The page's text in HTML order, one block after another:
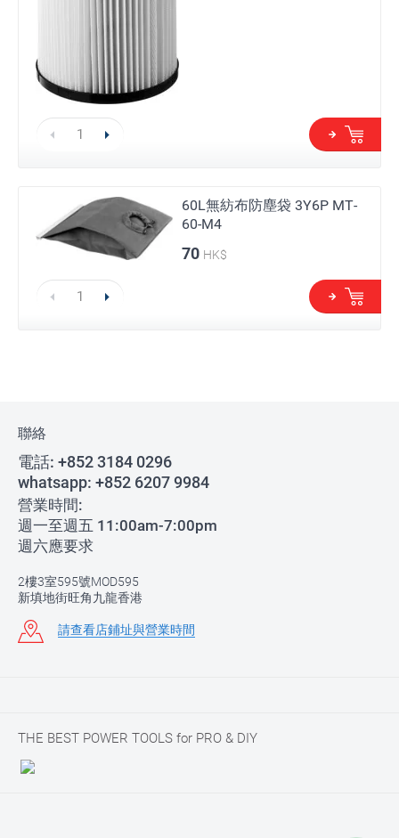
60L無紡布防塵袋 3Y6P MT-
60-M4
70 HK$
聯絡
電話: +852 3184 0296
whatsapp: +852 6207 9984
營業時間:
週一至週五 11:00am-7:00pm
週六應要求
2樓3室595號MOD595
新填地街旺角九龍香港
請查看店鋪址與營業時間
THE BEST POWER TOOLS for PRO & DIY